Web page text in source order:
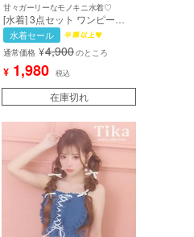
甘々ガーリーなモノキニ水着♡
[水着] 3点セット ワンピース
オールインワン ギンガムチェ
ック 体型カバー お腹カバー
シャーリング ドロスト 露出控
えめ 清楚 ガーリー シフォン
トップス付き ビキニ (若林
萌々/早河ルカ着用) [tk-
水着セール
通常価格 ¥4,900のところ
¥ 1,980 税込
在庫切れ